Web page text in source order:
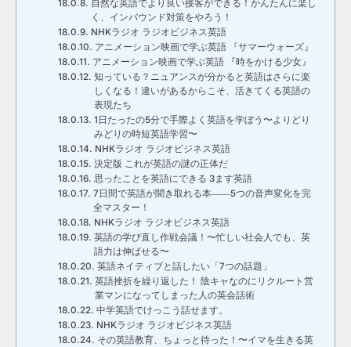
自然な英語でより良い接客ができる！かんたんに楽し
く、インバウンド対策をやろう！
NHKラジオ ラジオビジネス英語
アニメーション映画で学ぶ英語 『サマーウォーズ』
アニメーション映画で学ぶ英語 『時をかける少女』
知っている？ニュアンスが分かると英語はさらに楽
しくなる！違いがあるからこそ、活きてくる英語の
表現たち
1日たったの5分で手際よく英語を学ぼう〜よりどり
みどりの時短英語学習〜
NHKラジオ ラジオビジネス英語
決定版 これが英語の謎の正体だ
思ったことを英語にできる 3ます英語
7日間で英語が聞き取れる本――5つの音声変化を完
全マスター！
NHKラジオ ラジオビジネス英語
英語の学び直し作戦会議！〜忙しい社会人でも、英
語力は伸ばせる〜
英語ネイティブと話したい「7つの話題」
英語挫折を繰り返した！ 陰キャなのにリクルート営
業マンになってしまった人の英会話術
中学英語でけっこう話せます。
NHKラジオ ラジオビジネス英語
その英語教育、ちょっと待った！〜イマを生きる英